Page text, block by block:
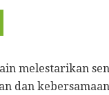
melestarikan
dan